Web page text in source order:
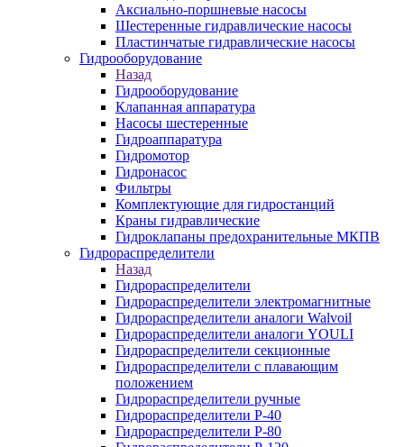
Аксиально-поршневые насосы
Шестеренные гидравлические насосы
Пластинчатые гидравлические насосы
Гидрооборудование
Назад
Гидрооборудование
Клапанная аппаратура
Насосы шестеренные
Гидроаппаратура
Гидромотор
Гидронасос
Фильтры
Комплектующие для гидростанций
Краны гидравлические
Гидроклапаны предохранительные МКПВ
Гидрораспределители
Назад
Гидрораспределители
Гидрораспределители электромагнитные
Гидрораспределители аналоги Walvoil
Гидрораспределители аналоги YOULI
Гидрораспределители секционные
Гидрораспределители с плавающим
положением
Гидрораспределители ручные
Гидрораспределители Р-40
Гидрораспределители Р-80